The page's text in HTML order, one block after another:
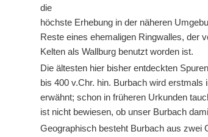
die
höchste Erhebung in der näheren
Reste eines ehemaligen Ringwalles, der
Kelten als Wallburg benutzt worden ist.
Die ältesten hier bisher entdeckten
bis 400 v.Chr. hin. Burbach wird
erwähnt; schon in früheren Urkunden
ist nicht bewiesen, ob unser Burbach
Geographisch besteht Burbach aus zwei